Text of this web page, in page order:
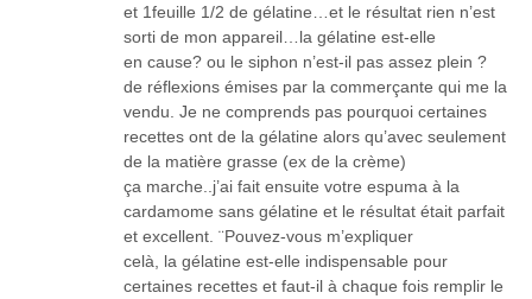
et 1feuille 1/2 de gélatine…et le résultat rien n’est
sorti de mon appareil…la gélatine est-elle
en cause? ou le siphon n’est-il pas assez plein ?
de réflexions émises par la commerçante qui me la
vendu. Je ne comprends pas pourquoi certaines
recettes ont de la gélatine alors qu’avec seulement
de la matière grasse (ex de la crème)
ça marche..j’ai fait ensuite votre espuma à la
cardamome sans gélatine et le résultat était parfait
et excellent. ¨Pouvez-vous m’expliquer
celà, la gélatine est-elle indispensable pour
certaines recettes et faut-il à chaque fois remplir le